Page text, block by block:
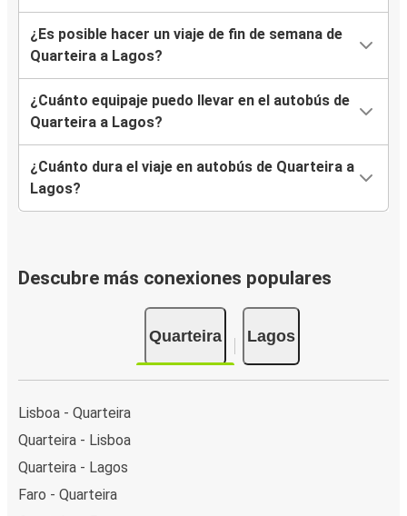
¿Es posible hacer un viaje de fin de semana de
Quarteira a Lagos?
¿Cuánto equipaje puedo llevar en el autobús de
Quarteira a Lagos?
¿Cuánto dura el viaje en autobús de Quarteira a
Lagos?
Descubre más conexiones populares
Quarteira Lagos
Lisboa - Quarteira
Quarteira - Lisboa
Quarteira - Lagos
Faro - Quarteira